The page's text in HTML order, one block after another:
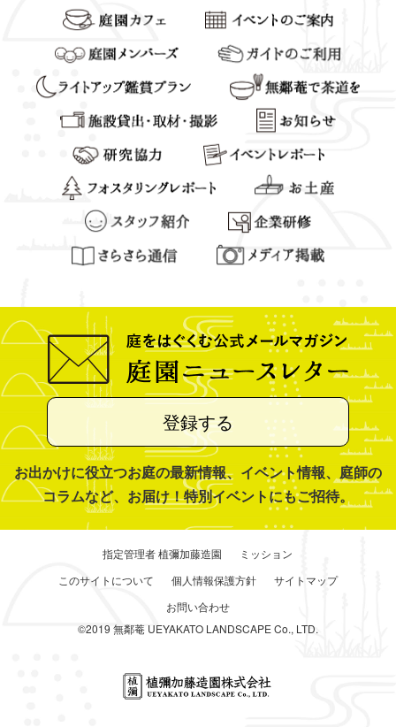
登録する
お出かけに役立つお庭の最新情報、イベント情報、庭師の
コラムなど、お届け！特別イベントにもご招待。
指定管理者 植彌加藤造園
ミッション
このサイトについて
個人情報保護方針
サイトマップ
お問い合わせ
©2019 無鄰菴 UEYAKATO LANDSCAPE Co., LTD.